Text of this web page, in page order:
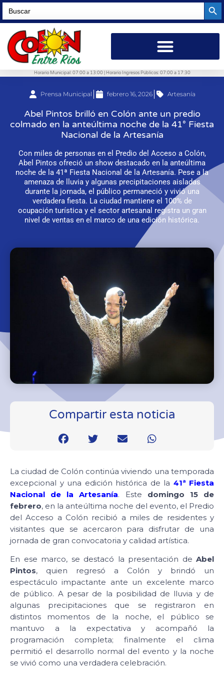
Search
for:
Horario Municipal: 07:00 a 13:00 | Horario Ingresos Públicos: 07:00 a 17:30
Prensa Municipal febrero 16, 2026 Artesanía
Abel Pintos brilló en Colón ante un predio
colmado en la anteúltima noche de la 41° Fiesta
Nacional de la Artesanía
Con miles de personas en el Predio del Acceso a Colón,
Abel Pintos ofreció un show destacado en la anteúltima
noche de la 41ª Fiesta Nacional de la Artesanía. Pese a la
amenaza de lluvia y algunas precipitaciones aisladas
durante la jornada, el público permaneció y vivió una
verdadera fiesta. La ciudad mantiene el 100% de
ocupación turística y el sector artesanal registra un gran
nivel de ventas en el marco de una edición histórica.
Compartir esta noticia
La ciudad de Colón continúa viviendo una temporada
excepcional y una edición histórica de la 41ª Fiesta
Nacional de la Artesanía. Este domingo 15 de
febrero, en la anteúltima noche del evento, el Predio
del Acceso a Colón recibió a miles de residentes y
visitantes que se acercaron para disfrutar de una
jornada de gran convocatoria y calidad artística.
En ese marco, se destacó la presentación de Abel
Pintos, quien regresó a Colón y brindó un
espectáculo impactante ante un excelente marco
de público. A pesar de la posibilidad de lluvia y de
algunas precipitaciones que se registraron en
distintos momentos de la noche, el público se
mantuvo a la expectativa y acompañó la
programación completa; finalmente el clima
permitió el desarrollo normal del evento y la noche
se vivió como una verdadera celebración.